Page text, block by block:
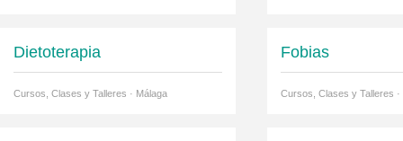
Dietoterapia
Cursos, Clases y Talleres · Málaga
Fobias
Cursos, Clases y Talleres ·